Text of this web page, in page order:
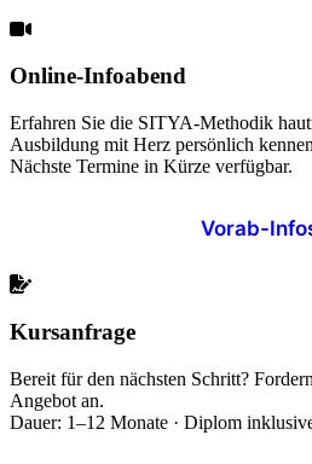
Online-Infoabend
Erfahren Sie die SITYA-Methodik
Ausbildung mit Herz persönlich
Nächste Termine in Kürze verfügbar.
Vorab-
Kursanfrage
Bereit für den nächsten Schritt?
Angebot an.
Dauer: 1–12 Monate · Diplom